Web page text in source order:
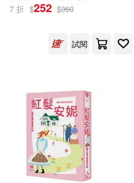
7 折 $252 $360
試閱